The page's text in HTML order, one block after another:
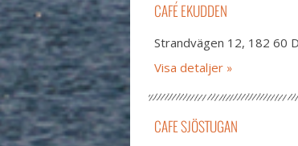
CAFÉ EKUDDEN
Strandvägen 12, 182 60
Visa detaljer
CAFE SJÖSTUGAN